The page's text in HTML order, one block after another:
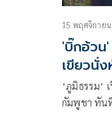
15 พฤศจิกาย
'บิ๊กอ้วน'
เขียวนั่
กระทบ
‘ภูมิธรรม’
กัมพูชา ทันที